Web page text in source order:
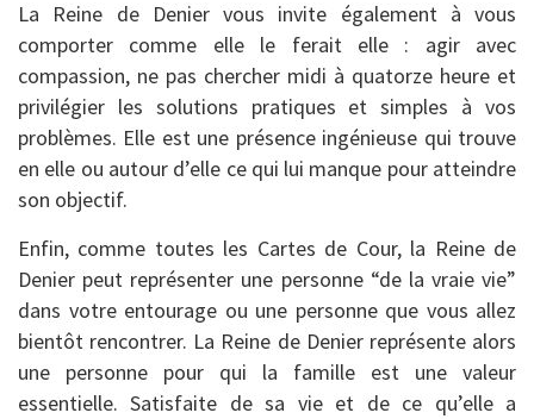
La Reine de Denier vous invite également à vous
comporter comme elle le ferait elle : agir avec
compassion, ne pas chercher midi à quatorze heure et
privilégier les solutions pratiques et simples à vos
problèmes. Elle est une présence ingénieuse qui trouve
en elle ou autour d’elle ce qui lui manque pour atteindre
son objectif.
Enfin, comme toutes les Cartes de Cour, la Reine de
Denier peut représenter une personne “de la vraie vie”
dans votre entourage ou une personne que vous allez
bientôt rencontrer. La Reine de Denier représente alors
une personne pour qui la famille est une valeur
essentielle. Satisfaite de sa vie et de ce qu’elle a